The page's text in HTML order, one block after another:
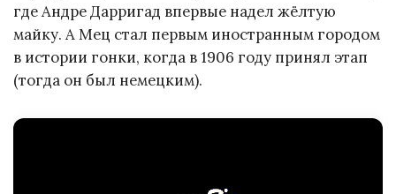
где Андре Дарригад впервые надел жёлтую
майку. А Мец стал первым иностранным городом
в истории гонки, когда в 1906 году принял этап
(тогда он был немецким).